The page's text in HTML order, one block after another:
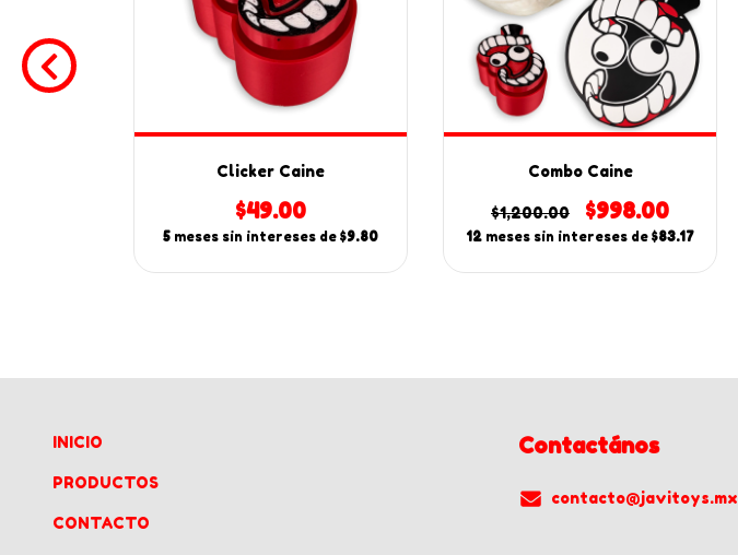
Clicker Caine
$49.00
5 meses sin intereses de $9.80
Combo Caine
$1,200.00 $998.00
12 meses sin intereses de $83.17
INICIO
PRODUCTOS
CONTACTO
Contactános
contacto@javitoys.mx